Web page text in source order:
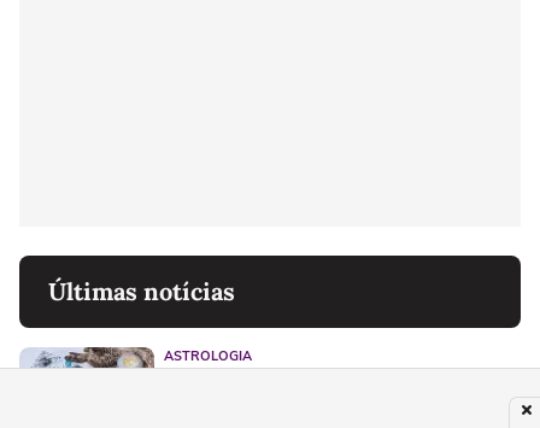
Últimas notícias
ASTROLOGIA